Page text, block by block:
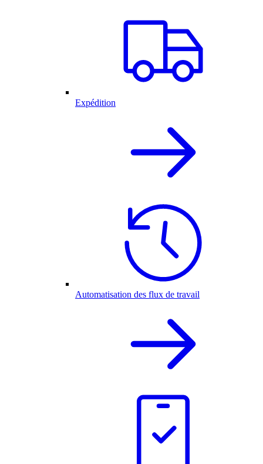
Expédition
Automatisation des flux de travail